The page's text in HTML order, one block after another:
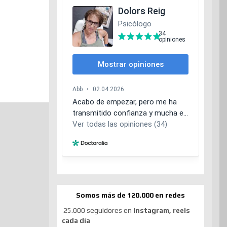
Somos más de 120.000 en redes
25.000 seguidores en Instagram, reels
cada día